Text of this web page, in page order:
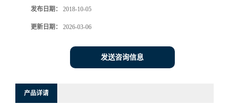
发布日期： 2018-10-05
更新日期： 2026-03-06
发送咨询信息
产品详请